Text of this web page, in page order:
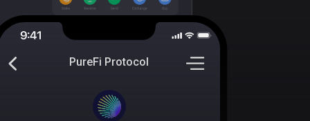
PureFi Protocol